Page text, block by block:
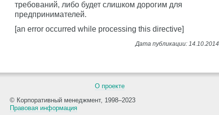
требований, либо будет слишком дорогим для
предпринимателей.
[an error occurred while processing this directive]
О проекте
© Корпоративный менеджмент, 1998–2023
Правовая информация